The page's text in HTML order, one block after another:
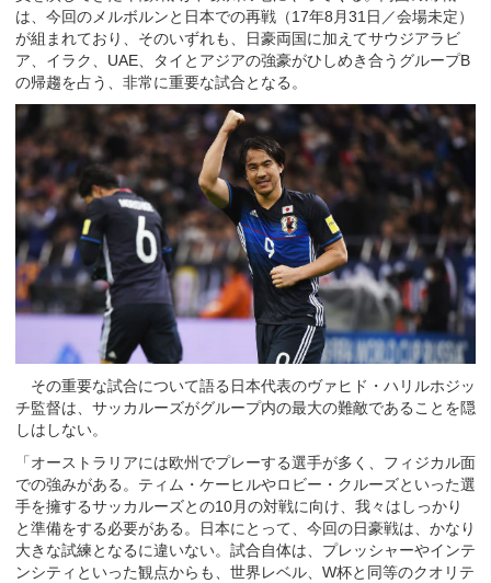
は、今回のメルボルンと日本での再戦（17年8月31日／会場未定）
が組まれており、そのいずれも、日豪両国に加えてサウジアラビ
ア、イラク、UAE、タイとアジアの強豪がひしめき合うグループB
の帰趨を占う、非常に重要な試合となる。
その重要な試合について語る日本代表のヴァヒド・ハリルホジッ
チ監督は、サッカルーズがグループ内の最大の難敵であることを隠
しはしない。
「オーストラリアには欧州でプレーする選手が多く、フィジカル面
での強みがある。ティム・ケーヒルやロビー・クルーズといった選
手を擁するサッカルーズとの10月の対戦に向け、我々はしっかり
と準備をする必要がある。日本にとって、今回の日豪戦は、かなり
大きな試練となるに違いない。試合自体は、プレッシャーやインテ
ンシティといった観点からも、世界レベル、W杯と同等のクオリテ